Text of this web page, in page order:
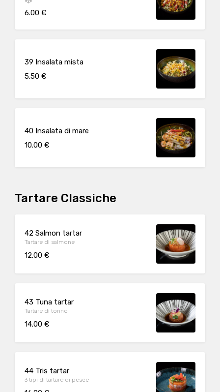
6.00 €
39 Insalata mista
5.50 €
40 Insalata di mare
10.00 €
Tartare Classiche
42 Salmon tartar
Tartare di salmone
12.00 €
43 Tuna tartar
Tartare di tonno
14.00 €
44 Tris tartar
3 tipi di tartare di pesce